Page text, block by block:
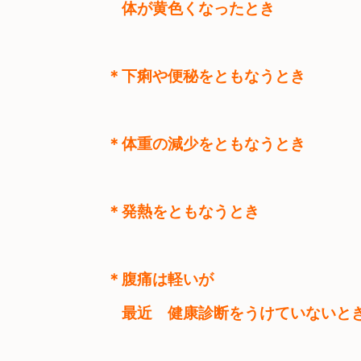
体が黄色くなったとき
＊下痢や便秘をともなうとき
＊体重の減少をともなうとき
＊発熱をともなうとき
＊腹痛は軽いが
最近　健康診断をうけていないと